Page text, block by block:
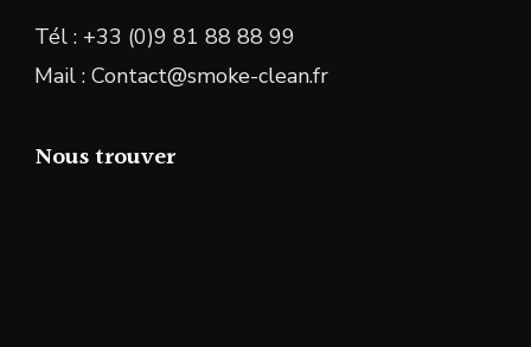
Tél : +33 (0)9 81 88 88 99
Mail : Contact@smoke-clean.fr
Nous trouver